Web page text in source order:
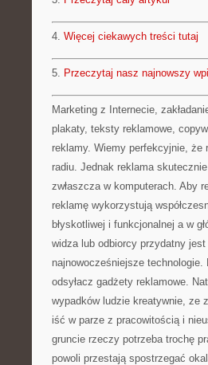
4. Więcej ciekawych treści tutaj
5. Przeczytaj nasz najnowszy
Marketing z Internecie,
plakaty, teksty reklamowe,
reklamy. Wiemy perfekcyjnie,
radiu. Jednak reklama
zwłaszcza w komputerach. Aby
reklamę wykorzystują
błyskotliwej i funkcjonalnej a w
widza lub odbiorcy przydatny
najnowocześniejsze
odsyłacz gadżety reklamowe.
wypadków ludzie kreatywnie, ze
iść w parze z pracowitością i
gruncie rzeczy potrzeba trochę
powoli przestają spostrzegać